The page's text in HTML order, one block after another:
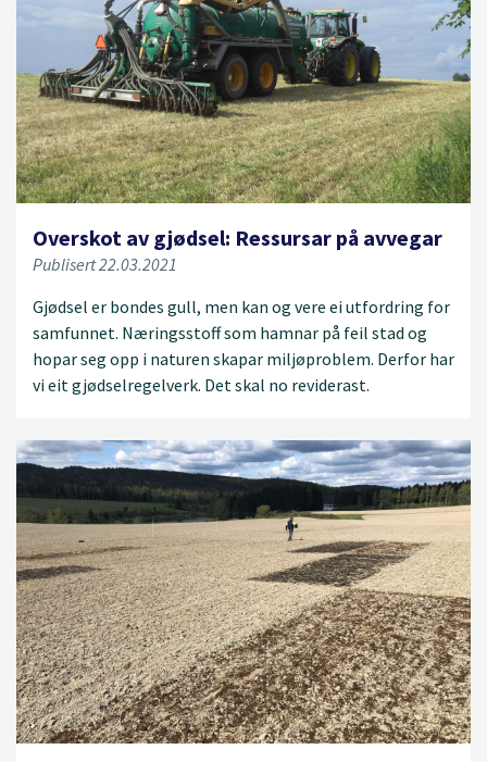
Overskot av gjødsel: Ressursar på avvegar
Publisert 22.03.2021
Gjødsel er bondes gull, men kan og vere ei utfordring for
samfunnet. Næringsstoff som hamnar på feil stad og
hopar seg opp i naturen skapar miljøproblem. Derfor har
vi eit gjødselregelverk. Det skal no reviderast.